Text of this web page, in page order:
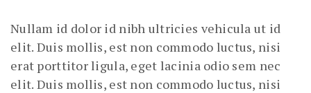
Nullam id dolor id nibh ultricies vehicula ut id
elit. Duis mollis, est non commodo luctus, nisi
erat porttitor ligula, eget lacinia odio sem nec
elit. Duis mollis, est non commodo luctus, nisi